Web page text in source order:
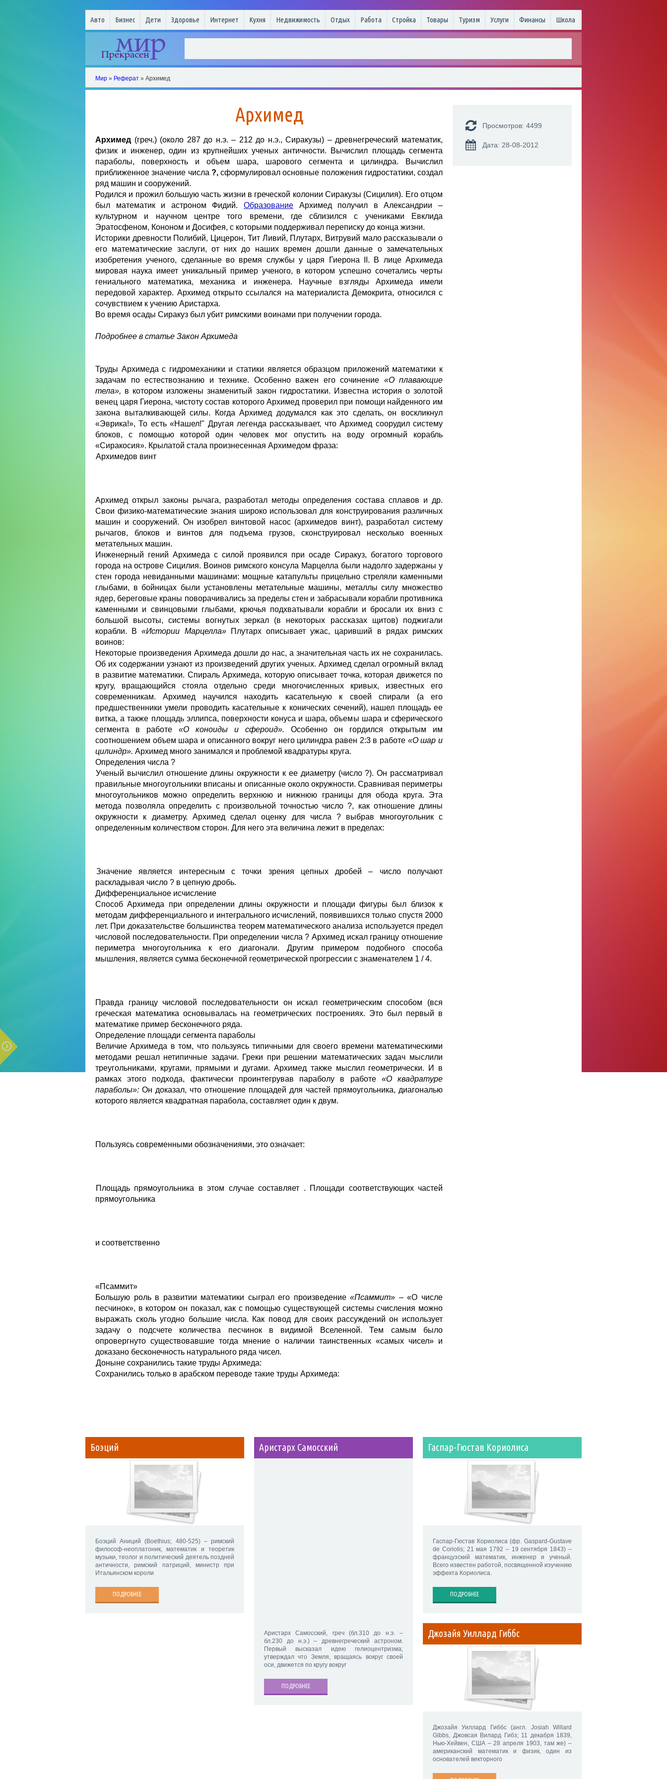
Авто Бизнес Дети Здоровье Интернет Кухня Недвижимость Отдых Работа Стройка Товары Туризм Услуги Финансы Школа
Мир » Реферат » Архимед
Архимед
Архимед (греч.) (около 287 до н.э. – 212 до н.э., Сиракузы) – древнегреческий математик,
физик и инженер, один из крупнейших ученых античности. Вычислил площадь сегмента
параболы, поверхность и объем шара, шарового сегмента и цилиндра. Вычислил
приближенное значение числа ?,сформулировал основные положения гидростатики, создал
ряд машин и сооружений.
Родился и прожил большую часть жизни в греческой колонии Сиракузы (Сицилия). Его отцом
был математик и астроном Фидий. Образование Архимед получил в Александрии –
культурном и научном центре того времени, где сблизился с учениками Евклида
Эратосфеном, Кононом и Досифея, с которыми поддерживал переписку до конца жизни.
Историки древности Полибий, Цицерон, Тит Ливий, Плутарх, Витрувий мало рассказывали о
его математические заслуги, от них до наших времен дошли данные о замечательных
изобретения ученого, сделанные во время службы у царя Гиерона II. В лице Архимеда
мировая наука имеет уникальный пример ученого, в котором успешно сочетались черты
гениального математика, механика и инженера. Научные взгляды Архимеда имели
передовой характер. Архимед открыто ссылался на материалиста Демокрита, относился с
сочувствием к учению Аристарха.
Во время осады Сиракуз был убит римскими воинами при получении города.
Подробнее в статье Закон Архимеда
Труды Архимеда с гидромеханики и статики является образцом приложений математики к
задачам по естествознанию и технике. Особенно важен его сочинение «О плавающие
тела», в котором изложены знаменитый закон гидростатики. Известна история о золотой
венец царя Гиерона, чистоту состав которого Архимед проверил при помощи найденного им
закона выталкивающей силы. Когда Архимед додумался как это сделать, он воскликнул
«Эврика!», То есть «Нашел!" Другая легенда рассказывает, что Архимед соорудил систему
блоков, с помощью которой один человек мог опустить на воду огромный корабль
«Сиракосия». Крылатой стала произнесенная Архимедом фраза:
Архимедов винт
Архимед открыл законы рычага, разработал методы определения состава сплавов и др.
Свои физико-математические знания широко использовал для конструирования различных
машин и сооружений. Он изобрел винтовой насос (архимедов винт), разработал систему
рычагов, блоков и винтов для подъема грузов, сконструировал несколько военных
метательных машин.
Инженерный гений Архимеда с силой проявился при осаде Сиракуз, богатого торгового
города на острове Сицилия. Воинов римского консула Марцелла были надолго задержаны у
стен города невиданными машинами: мощные катапульты прицельно стреляли каменными
глыбами, в бойницах были установлены метательные машины, металлы силу множество
ядер, береговые краны поворачивались за пределы стен и забрасывали корабли противника
каменными и свинцовыми глыбами, крючья подхватывали корабли и бросали их вниз с
большой высоты, системы вогнутых зеркал (в некоторых рассказах щитов) поджигали
корабли. В«Истории Марцелла»Плутарх описывает ужас, царивший в рядах римских
воинов:
Некоторые произведения Архимеда дошли до нас, а значительная часть их не сохранилась.
Об их содержании узнают из произведений других ученых. Архимед сделал огромный вклад
в развитие математики. Спираль Архимеда, которую описывает точка, которая движется по
кругу, вращающийся стояла отдельно среди многочисленных кривых, известных его
современникам. Архимед научился находить касательную к своей спирали (а его
предшественники умели проводить касательные к конических сечений), нашел площадь ее
витка, а также площадь эллипса, поверхности конуса и шара, объемы шара и сферического
сегмента в работе «О коноиды и сфероид». Особенно он гордился открытым им
соотношением объем шара и описанного вокруг него цилиндра равен 2:3 в работе «О шар и
цилиндр». Архимед много занимался и проблемой квадратуры круга.
Определения числа ?
Ученый вычислил отношение длины окружности к ее диаметру (число ?). Он рассматривал
правильные многоугольники вписаны и описанные около окружности. Сравнивая периметры
многоугольников можно определить верхнюю и нижнюю границы для обода круга. Эта
метода позволяла определить с произвольной точностью число ?, как отношение длины
окружности к диаметру. Архимед сделал оценку для числа ? выбрав многоугольник с
определенным количеством сторон. Для него эта величина лежит в пределах:
Значение является интересным с точки зрения цепных дробей – число получают
раскладывая число ? в цепную дробь.
Дифференциальное исчисление
Способ Архимеда при определении длины окружности и площади фигуры был близок к
методам дифференциального и интегрального исчислений, появившихся только спустя 2000
лет. При доказательстве большинства теорем математического анализа используется предел
числовой последовательности. При определении числа ? Архимед искал границу отношение
периметра многоугольника к его диагонали. Другим примером подобного способа
мышления, является сумма бесконечной геометрической прогрессии с знаменателем 1 / 4.
Правда границу числовой последовательности он искал геометрическим способом (вся
греческая математика основывалась на геометрических построениях. Это был первый в
математике пример бесконечного ряда.
Определение площади сегмента параболы
Величие Архимеда в том, что пользуясь типичными для своего времени математическими
методами решал нетипичные задачи. Греки при решении математических задач мыслили
треугольниками, кругами, прямыми и дугами. Архимед также мыслил геометрически. И в
рамках этого подхода, фактически проинтегрував параболу в работе «О квадратуре
параболы»: Он доказал, что отношение площадей для частей прямоугольника, диагональю
которого является квадратная парабола, составляет один к двум.
Пользуясь современными обозначениями, это означает:
Площадь прямоугольника в этом случае составляет . Площади соответствующих частей
прямоугольника
и соответственно
«Псаммит»
Большую роль в развитии математики сыграл его произведение«Псаммит» – «О числе
песчинок», в котором он показал, как с помощью существующей системы счисления можно
выражать сколь угодно большие числа. Как повод для своих рассуждений он использует
задачу о подсчете количества песчинок в видимой Вселенной. Тем самым было
опровергнуто существовавшие тогда мнение о наличии таинственных «самых чисел» и
доказано бесконечность натурального ряда чисел.
Доныне сохранились такие труды Архимеда:
Сохранились только в арабском переводе такие труды Архимеда:
Просмотров: 4499
Дата: 28-08-2012
Боэций
Боэций Аниций (Boethius; 480-525) – римский
философ-неоплатоник, математик и теоретик
музыки, теолог и политический деятель поздней
античности, римский патриций, министр при
Итальянском короли
ПОДРОБНЕЕ
Аристарх Самосский
Аристарх Самосский, греч (бл.310 до н.э. –
бл.230 до н.э.) – древнегреческий астроном.
Первый высказал идею гелиоцентризма;
утверждал что Земля, вращаясь вокруг своей
оси, движется по кругу вокруг
ПОДРОБНЕЕ
Гаспар-Гюстав Кориолиса
Гаспар-Гюстав Кориолиса (фр. Gaspard-Gustave
de Coriolis; 21 мая 1792 – 19 сентября 1843) –
французский математик, инженер и ученый.
Всего известен работой, посвященной изучению
эффекта Кориолиса.
ПОДРОБНЕЕ
Джозайя Уиллард Гиббс
Джозайя Уиллард Гиббс (англ. Josiah Willard
Gibbs, Джовсая Вилард Гибз; 11 декабря 1839,
Нью-Хейвен, США – 28 апреля 1903, там же) –
американский математик и физик, один из
основателей векторного